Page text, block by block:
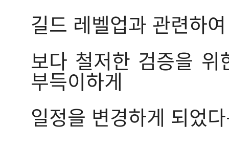
길드 레벨업과 관련하
보다 철저한 검증을
부득이하게
일정을 변경하게 되었